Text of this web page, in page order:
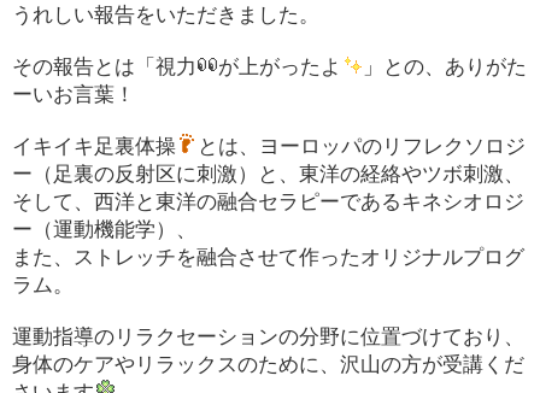
うれしい報告をいただきました。
その報告とは「視力 が上がったよ
」との、ありがた
ーいお言葉！
イキイキ足裏体操
とは、ヨーロッパのリフレクソロジ
ー（足裏の反射区に刺激）と、東洋の経絡やツボ刺激、
そして、西洋と東洋の融合セラピーであるキネシオロジ
ー（運動機能学）、
また、ストレッチを融合させて作ったオリジナルプログ
ラム。
運動指導のリラクセーションの分野に位置づけており、
身体のケアやリラックスのために、沢山の方が受講くだ